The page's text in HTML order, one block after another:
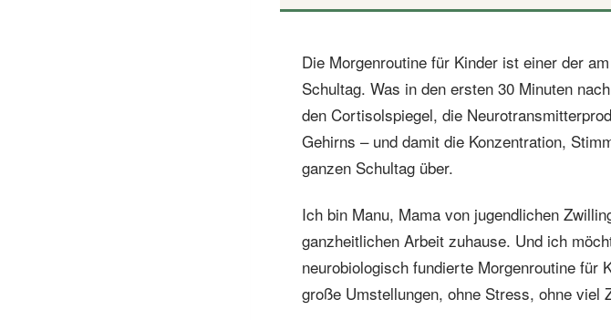
Die Morgenroutine für Kinder ist einer der
Schultag. Was in den ersten 30 Minuten
den Cortisolspiegel, die
Gehirns – und damit die Konzentration,
ganzen Schultag über.
Ich bin Manu, Mama von jugendlichen
ganzheitlichen Arbeit zuhause. Und ich
neurobiologisch fundierte Morgenroutine für
große Umstellungen, ohne Stress, ohne viel